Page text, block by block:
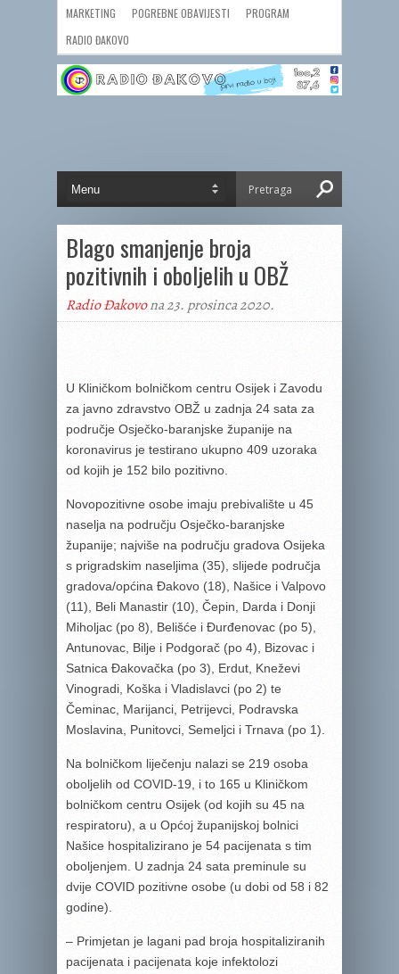
MARKETING POGREBNE OBAVIJESTI
PROGRAM
RADIO ĐAKOVO
Blago smanjenje broja
pozitivnih i oboljelih u OBŽ
Radio Đakovona 23. prosinca 2020.
U Kliničkom bolničkom centru Osijek i Zavodu
za javno zdravstvo OBŽ u zadnja 24 sata za
područje Osječko-baranjske županije na
koronavirus je testirano ukupno 409 uzoraka
od kojih je 152 bilo pozitivno.
Novopozitivne osobe imaju prebivalište u 45
naselja na području Osječko-baranjske
županije; najviše na području gradova Osijeka
s prigradskim naseljima (35), slijede područja
gradova/općina Đakovo (18), Našice i Valpovo
(11), Beli Manastir (10), Čepin, Darda i Donji
Miholjac (po 8), Belišće i Đurđenovac (po 5),
Antunovac, Bilje i Podgorač (po 4), Bizovac i
Satnica Đakovačka (po 3), Erdut, Kneževi
Vinogradi, Koška i Vladislavci (po 2) te
Čeminac, Marijanci, Petrijevci, Podravska
Moslavina, Punitovci, Semeljci i Trnava (po 1).
Na bolničkom liječenju nalazi se 219 osoba
oboljelih od COVID-19, i to 165 u Kliničkom
bolničkom centru Osijek (od kojih su 45 na
respiratoru), a u Općoj županijskoj bolnici
Našice hospitalizirano je 54 pacijenata s tim
oboljenjem. U zadnja 24 sata preminule su
dvije COVID pozitivne osobe (u dobi od 58 i 82
godine).
– Primjetan je lagani pad broja hospitaliziranih
pacijenata i pacijenata koje infektolozi